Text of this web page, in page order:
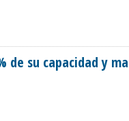
de su capacidad y